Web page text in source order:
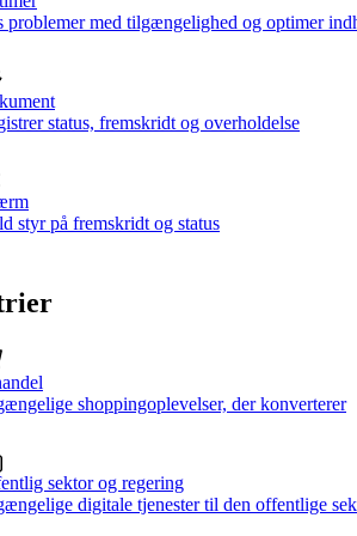
problemer med tilgængelighed og optimer
status, fremskridt og overholdelse
styr på fremskridt og status
shoppingoplevelser, der konverterer
sektor og regering
digitale tjenester til den offentlige